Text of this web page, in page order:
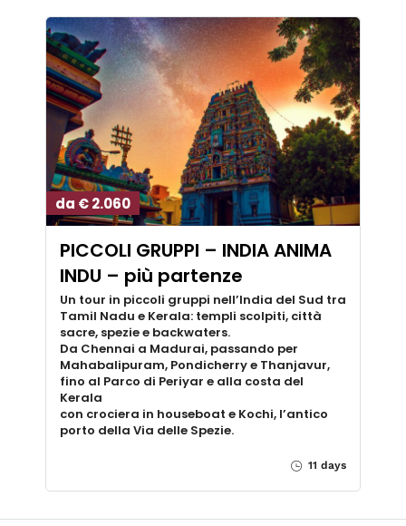
da € 2.060
PICCOLI GRUPPI – INDIA ANIMA
INDU – più partenze
Un tour in piccoli gruppi nell’India del Sud tra
Tamil Nadu e Kerala: templi scolpiti, città
sacre, spezie e backwaters.
Da Chennai a Madurai, passando per
Mahabalipuram, Pondicherry e Thanjavur,
fino al Parco di Periyar e alla costa del
Kerala
con crociera in houseboat e Kochi, l’antico
porto della Via delle Spezie.
11 days